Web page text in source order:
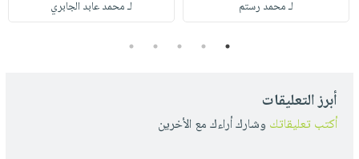
لـ محمد رستم لـ محمد عابد الجابري
1
2
3
4
5
أبرز التعليقات
أكتب تعليقاتك وشارك أراءك مع الأخرين